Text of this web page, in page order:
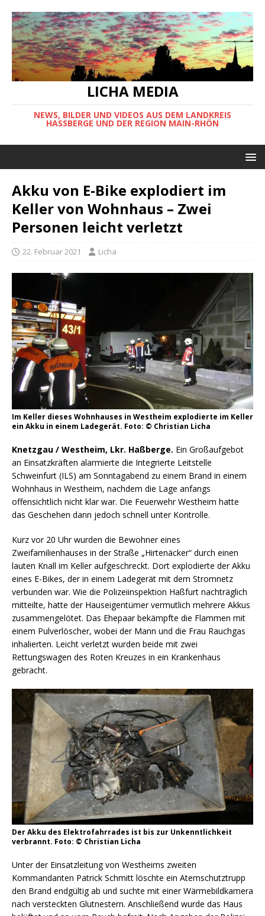
LICHA MEDIA
NEWS, BILDER UND VIDEOS AUS DEM LANDKREIS
HASSBERGE UND DER REGION MAIN-RHÖN
Akku von E-Bike explodiert im
Keller von Wohnhaus – Zwei
Personen leicht verletzt
22. Februar 2021 Licha
Im Keller dieses Wohnhauses in Westheim explodierte im Keller
ein Akku in einem Ladegerät. Foto: © Christian Licha
Knetzgau / Westheim, Lkr. Haßberge. Ein Großaufgebot
an Einsatzkräften alarmierte die Integrierte Leitstelle
Schweinfurt (ILS) am Sonntagabend zu einem Brand in einem
Wohnhaus in Westheim, nachdem die Lage anfangs
offensichtlich nicht klar war. Die Feuerwehr Westheim hatte
das Geschehen dann jedoch schnell unter Kontrolle.
Kurz vor 20 Uhr wurden die Bewohner eines
Zweifamilienhauses in der Straße „Hirtenäcker“ durch einen
lauten Knall im Keller aufgeschreckt. Dort explodierte der Akku
eines E-Bikes, der in einem Ladegerät mit dem Stromnetz
verbunden war. Wie die Polizeiinspektion Haßfurt nachträglich
mitteilte, hatte der Hauseigentümer vermutlich mehrere Akkus
zusammengelötet. Das Ehepaar bekämpfte die Flammen mit
einem Pulverlöscher, wobei der Mann und die Frau Rauchgas
inhalierten. Leicht verletzt wurden beide mit zwei
Rettungswagen des Roten Kreuzes in ein Krankenhaus
gebracht.
Der Akku des Elektrofahrrades ist bis zur Unkenntlichkeit
verbrannt. Foto: © Christian Licha
Unter der Einsatzleitung von Westheims zweiten
Kommandanten Patrick Schmitt löschte ein Atemschutztrupp
den Brand endgültig ab und suchte mit einer Wärmebildkamera
nach versteckten Glutnestern. Anschließend wurde das Haus